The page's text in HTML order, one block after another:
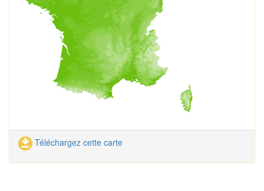
Téléchargez cette carte